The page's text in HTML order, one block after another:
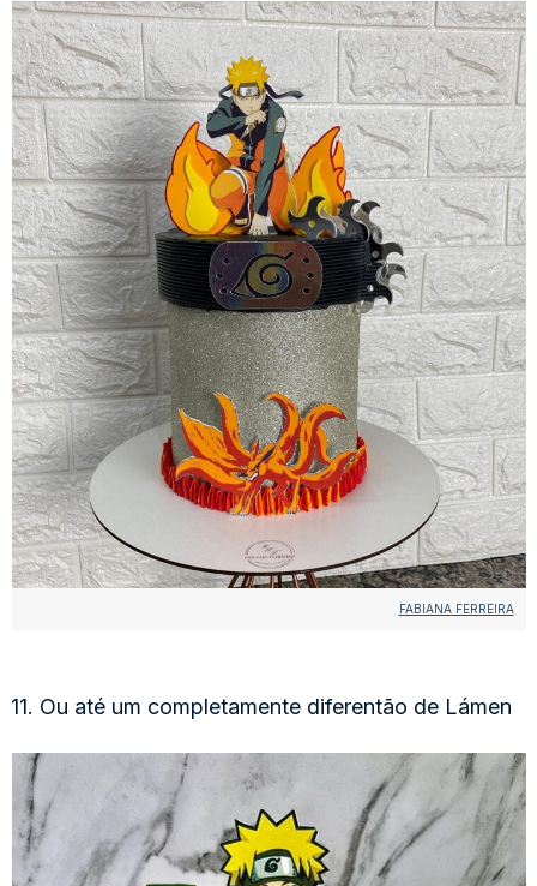
FABIANA FERREIRA
11. Ou até um completamente diferentão de Lámen